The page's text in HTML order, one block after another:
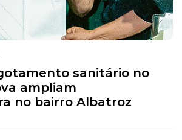
sanitário no
ampliam
no bairro Albatroz